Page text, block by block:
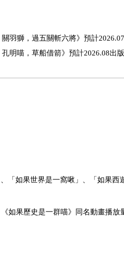
羽獅，過五關斬六將》預計
明喵，草船借箭》預計2026.08出版
「如果世界是一窩啾」、「如果西
如果歷史是一群喵》同名動畫播放